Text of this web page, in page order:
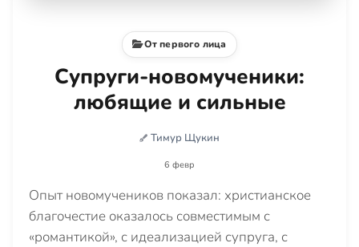
От первого лица
Супруги-новомученики:
любящие и сильные
Тимур Щукин
6 февр
Опыт новомучеников показал: христианское
благочестие оказалось совместимым с
«романтикой», с идеализацией супруга, с